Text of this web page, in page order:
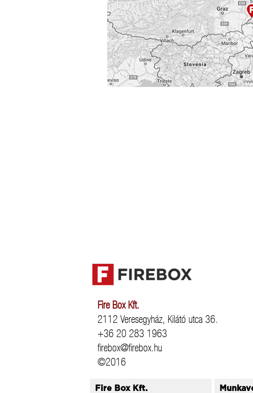
Fire Box Kft.
2112 Veresegyház, Kilátó utca 36.
+36 20 283 1963
firebox@firebox.hu
©2016
Fire Box Kft.